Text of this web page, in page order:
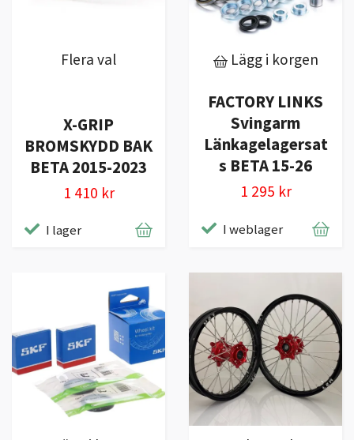
Flera val
X-GRIP
BROMSKYDD BAK
BETA 2015-2023
1 410 kr
I lager
Lägg i korgen
FACTORY LINKS
Svingarm
Länkagelagersat
s BETA 15-26
1 295 kr
I weblager